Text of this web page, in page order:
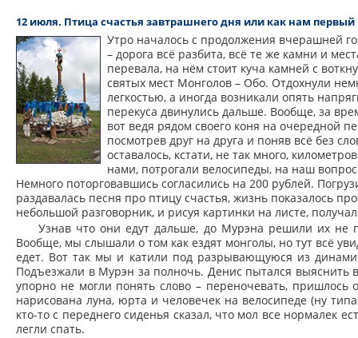
12 июля. Птица счастья завтрашнего дня или как нам первый
Утро началось с продолжения вчерашней
– дорога всё разбита, всё те же камни и
перевала, на нём стоит куча камней с
святых мест Монголов – Обо. Отдохнули
легкостью, а иногда возникали опять
перекуса двинулись дальше. Вообще, за
вот ведя рядом своего коня на очередной
посмотрев друг на друга и поняв всё без
оставалось, кстати, не так много,
нами, потрогали велосипеды, на наш
Немного поторговавшись согласились на 200 рублей.
раздавалась песня про птицу счастья, жизнь показалось
небольшой разговорник, и рисуя картинки на листе,
Узнав что они едут дальше, до Мурэна решили их не
Вообще, мы слышали о том как ездят монголы, но тут всё
едет. Вот так мы и катили под разрывающуюся из
Подъезжали в Мурэн за полночь. Денис пытался выяснить
упорно не могли понять слово – переночевать,
нарисована луна, юрта и человечек на велосипеде (ну
кто-то с переднего сиденья сказал, что мол все нормалек
легли спать.